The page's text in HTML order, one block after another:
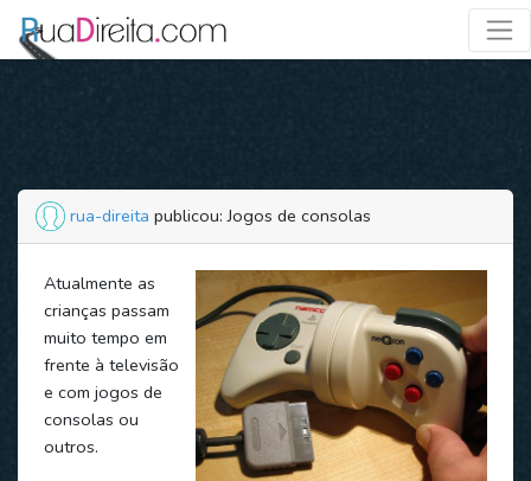
rua-direita publicou: Jogos de consolas
Atualmente as
crianças passam
muito tempo em
frente à televisão
e com jogos de
consolas ou
outros.